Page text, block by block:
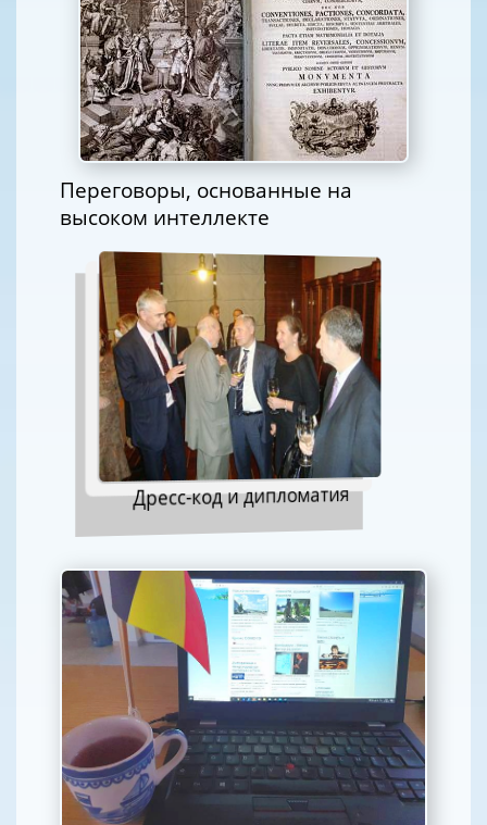
Переговоры, основанные на
высоком интеллекте
Дресс-код и дипломатия